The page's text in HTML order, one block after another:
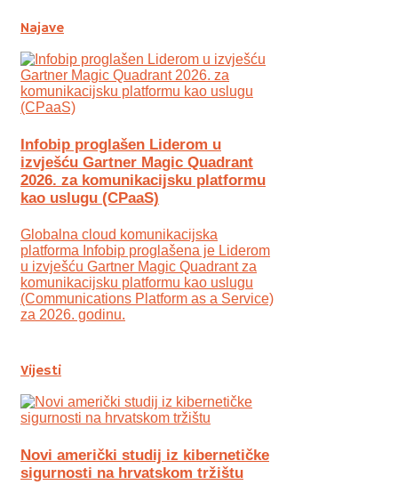
Najave
Infobip proglašen Liderom u
izvješću Gartner Magic Quadrant
2026. za komunikacijsku platformu
kao uslugu (CPaaS)
Globalna cloud komunikacijska
platforma Infobip proglašena je Liderom
u izvješću Gartner Magic Quadrant za
komunikacijsku platformu kao uslugu
(Communications Platform as a Service)
za 2026. godinu.
Vijesti
Novi američki studij iz kibernetičke
sigurnosti na hrvatskom tržištu